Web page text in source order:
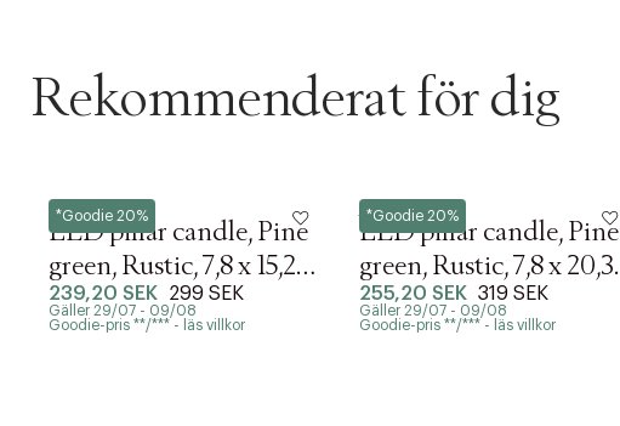
Rekommenderat för dig
*Goodie 20%
Uyuni
LED pillar candle, Pine
green, Rustic, 7,8 x 15,2
cm (4/24)
239,20 SEK 299 SEK
Gäller 29/07 - 09/08
Goodie-pris **/*** - läs villkor
*Goodie 20%
Uyuni
LED pillar candle, Pine
green, Rustic, 7,8 x 20,3
cm (4/24)
255,20 SEK 319 SEK
Gäller 29/07 - 09/08
Goodie-pris **/*** - läs villkor